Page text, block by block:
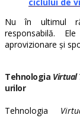
Nu în ultimul
responsabilă.
aprovizionare și
Tehnologia Virtual
urilor
Tehnologia